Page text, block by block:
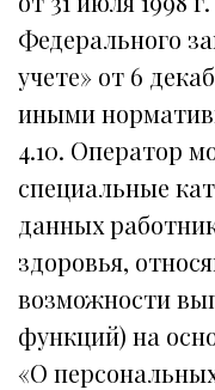
Федерального
учете» от 6
иными
4.10. Оператор
специальные
данных
здоровья,
возможности
функций) на
«О